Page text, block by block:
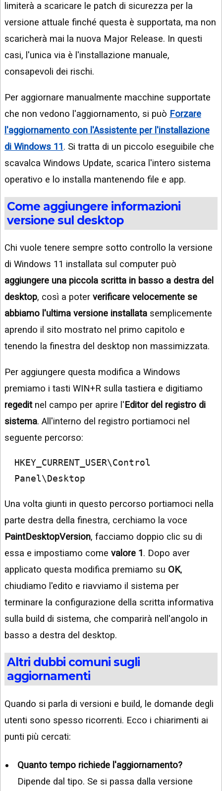
limiterà a scaricare le patch di sicurezza per la
versione attuale finché questa è supportata, ma non
scaricherà mai la nuova Major Release. In questi
casi, l'unica via è l'installazione manuale,
consapevoli dei rischi.
Per aggiornare manualmente macchine supportate
che non vedono l'aggiornamento, si può Forzare
l'aggiornamento con l'Assistente per l'installazione
di Windows 11. Si tratta di un piccolo eseguibile che
scavalca Windows Update, scarica l'intero sistema
operativo e lo installa mantenendo file e app.
Come aggiungere informazioni
versione sul desktop
Chi vuole tenere sempre sotto controllo la versione
di Windows 11 installata sul computer può
aggiungere una piccola scritta in basso a destra del
desktop, così a poter verificare velocemente se
abbiamo l'ultima versione installata semplicemente
aprendo il sito mostrato nel primo capitolo e
tenendo la finestra del desktop non massimizzata.
Per aggiungere questa modifica a Windows
premiamo i tasti WIN+R sulla tastiera e digitiamo
regeditnel campo per aprire l'Editor del registro di
sistema. All'interno del registro portiamoci nel
seguente percorso:
HKEY_CURRENT_USER\Control
Panel\Desktop
Una volta giunti in questo percorso portiamoci nella
parte destra della finestra, cerchiamo la voce
PaintDesktopVersion, facciamo doppio clic su di
essa e impostiamo come valore 1. Dopo aver
applicato questa modifica premiamo su OK,
chiudiamo l'edito e riavviamo il sistema per
terminare la configurazione della scritta informativa
sulla build di sistema, che comparirà nell'angolo in
basso a destra del desktop.
Altri dubbi comuni sugli
aggiornamenti
Quando si parla di versioni e build, le domande degli
utenti sono spesso ricorrenti. Ecco i chiarimenti ai
punti più cercati:
Quanto tempo richiede l'aggiornamento?
Dipende dal tipo. Se si passa dalla versione